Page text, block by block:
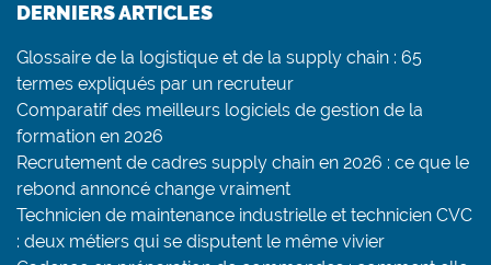
DERNIERS ARTICLES
Glossaire de la logistique et de la supply chain : 65
termes expliqués par un recruteur
Comparatif des meilleurs logiciels de gestion de la
formation en 2026
Recrutement de cadres supply chain en 2026 : ce que le
rebond annoncé change vraiment
Technicien de maintenance industrielle et technicien CVC
: deux métiers qui se disputent le même vivier